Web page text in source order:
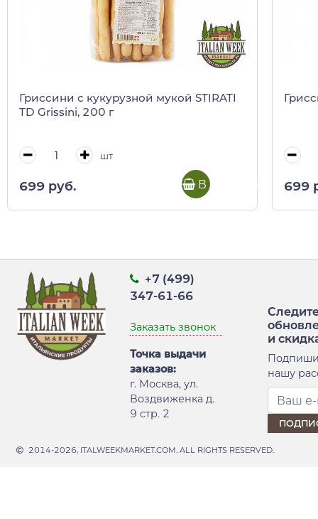
Гриссини с кукурузной мукой STIRATI
TD Grissini, 200 г
шт
699 руб. В корзину 699
+7 (499)
347-61-66
Заказать звонок
Точка выдачи
заказов:
г. Москва, ул.
Воздвиженка д.
9 стр. 2
и
нашу
2014-2026, ITALWEEKMARKET.COM. ALL RIGHTS RESERVED.